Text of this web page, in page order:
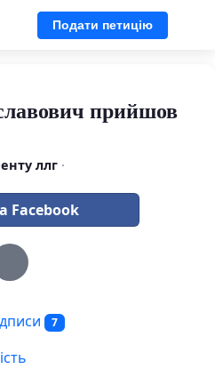
Подати петицію
прийшов
ллг·
Facebook
7